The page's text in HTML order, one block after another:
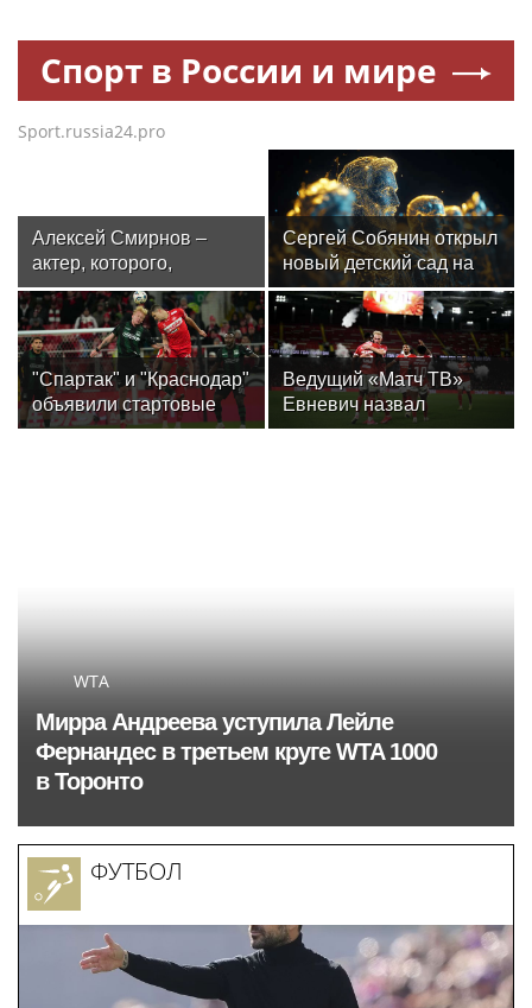
Спорт в России и мире
Sport.russia24.pro
Алексей Смирнов –
актер, которого,
надеюсь, еще не
забыли
Сергей Собянин открыл
новый детский сад на
300 мест в Москве
"Спартак" и "Краснодар"
объявили стартовые
составы на матч 3-го
Ведущий «Матч ТВ»
Евневич назвал
«Спартак» фаворитом
WTA
Мирра Андреева уступила Лейле
Фернандес в третьем круге WTA 1000
в Торонто
ФУТБОЛ